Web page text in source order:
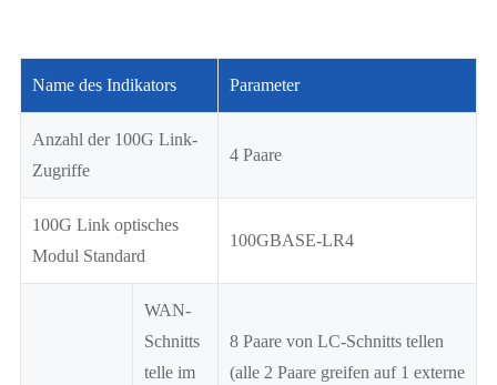
Name des Indikators Parameter
Anzahl der 100G Link-
Zugriffe
4 Paare
100G Link optisches
Modul Standard
100GBASE-LR4
WAN-
Schnitts
telle im
8 Paare von LC-Schnitts tellen
(alle 2 Paare greifen auf 1 externe